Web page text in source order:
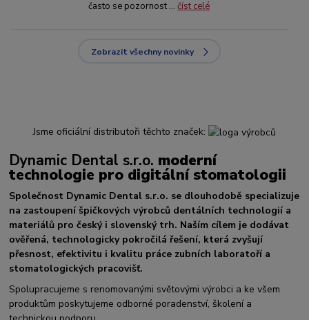
často se pozornost ...číst celé
Zobrazit všechny novinky
Jsme oficiální distributoři těchto značek:
Dynamic Dental s.r.o. moderní
technologie pro digitální stomatologii
Společnost Dynamic Dental s.r.o. se dlouhodobě specializuje
na zastoupení špičkových výrobců dentálních technologií a
materiálů pro český i slovenský trh. Naším cílem je dodávat
ověřená, technologicky pokročilá řešení, která zvyšují
přesnost, efektivitu i kvalitu práce zubních laboratoří a
stomatologických pracovišť.
Spolupracujeme s renomovanými světovými výrobci a ke všem
produktům poskytujeme odborné poradenství, školení a